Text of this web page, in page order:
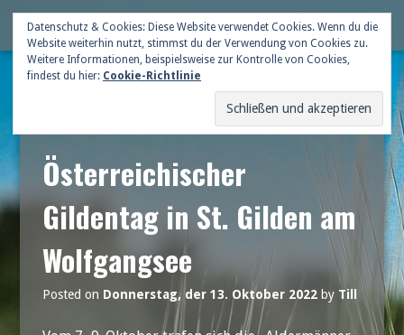
Skip
content
Deutsche Gildenschaft
Österreichischer
Gildentag in St. Gilden am
Wolfgangsee
Posted on Donnerstag, der 13. Oktober 2022by Till
Datenschutz & Cookies: Diese Website verwendet Cookies. Wenn du die
Website weiterhin nutzt, stimmst du der Verwendung von Cookies zu.
Weitere Informationen, beispielsweise zur Kontrolle von Cookies,
findest du hier: Cookie-Richtlinie